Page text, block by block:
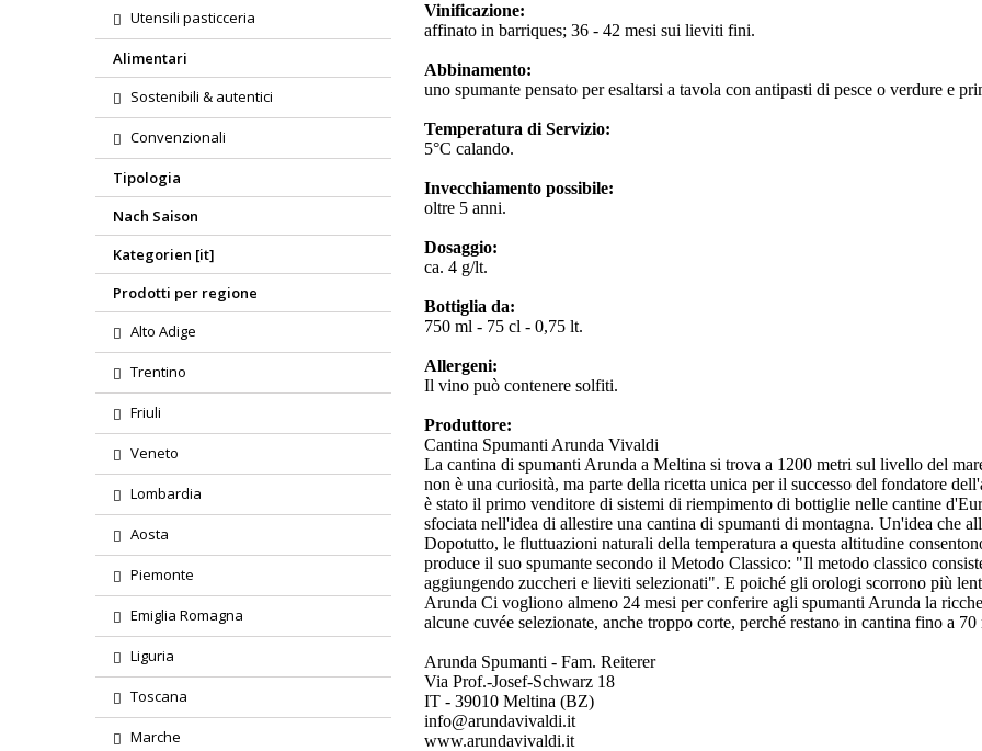
Utensili pasticceria
Alimentari
Sostenibili & autentici
Convenzionali
Tipologia
Nach Saison
Kategorien [it]
Prodotti per regione
Alto Adige
Trentino
Friuli
Veneto
Lombardia
Aosta
Piemonte
Emiglia Romagna
Liguria
Toscana
Marche
Vinificazione:
affinato in barriques; 36 - 42 mesi sui lieviti fini.
Abbinamento:
uno spumante pensato per esaltarsi a tavola con antipasti di pesce o verdure e
Temperatura di Servizio:
5°C calando.
Invecchiamento possibile:
oltre 5 anni.
Dosaggio:
ca. 4 g/lt.
Bottiglia da:
750 ml - 75 cl - 0,75 lt.
Allergeni:
Il vino può contenere solfiti.
Produttore:
Cantina Spumanti Arunda Vivaldi
La cantina di spumanti Arunda a Meltina si trova a 1200 metri sul livello del
non è una curiosità, ma parte della ricetta unica per il successo del fondatore
è stato il primo venditore di sistemi di riempimento di bottiglie nelle cantine
sfociata nell'idea di allestire una cantina di spumanti di montagna. Un'idea che
Dopotutto, le fluttuazioni naturali della temperatura a questa altitudine
produce il suo spumante secondo il Metodo Classico: "Il metodo classico
aggiungendo zuccheri e lieviti selezionati". E poiché gli orologi scorrono più
Arunda Ci vogliono almeno 24 mesi per conferire agli spumanti Arunda la
alcune cuvée selezionate, anche troppo corte, perché restano in cantina fino a 70
Arunda Spumanti - Fam. Reiterer
Via Prof.-Josef-Schwarz 18
IT - 39010 Meltina (BZ)
info@arundavivaldi.it
www.arundavivaldi.it